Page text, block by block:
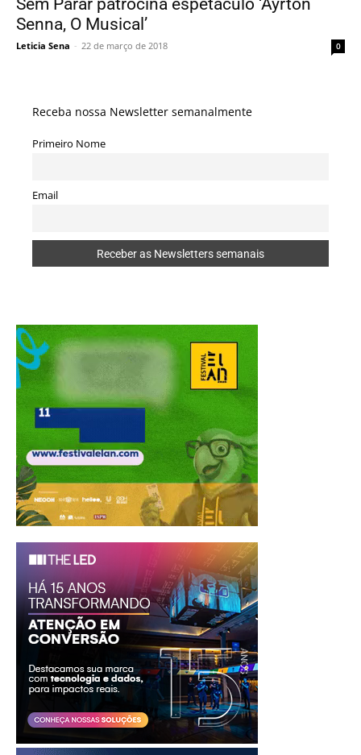
Senna, O Musical’
Leticia Sena - 22 de março de 2018 0
Receba nossa Newsletter semanalmente
Primeiro Nome
Email